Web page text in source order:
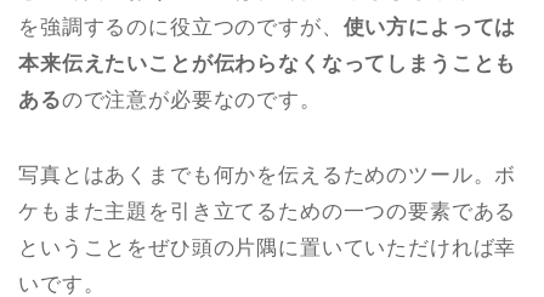
を強調するのに役立つのですが、 使い方によっては
本来伝えたいことが伝わらなくなってしまうことも
あるので注意が必要なのです。
写真とはあくまでも何かを伝えるためのツール。ボ
ケもまた主題を引き立てるための一つの要素である
ということをぜひ頭の片隅に置いていただければ幸
いです。